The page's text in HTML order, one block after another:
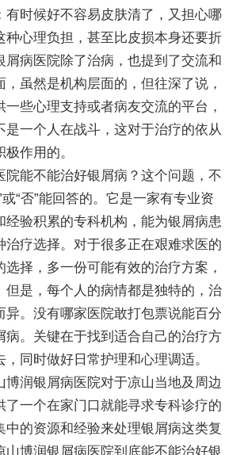
有时候好不容易皮肤清了，又担心哪
种心理负担，甚至比皮损本身还要折
屑病医院除了治病，也提到了交流和
虽然是机构层面的，但往深了说，
些心理支持或者病友交流的平台，
是一个人在战斗，这对于治疗的依从
作用的。
院能不能治好银屑病？这个问题，不
“否”能回答的。它是一家有专业资
经验积累的专科机构，能为银屑病患
治疗选择。对于很多正在艰难求医的
择，多一份可能有效的治疗方案，
但是，每个人的病情都是独特的，治
异。没有哪家医院敢打包票说能百分
病。关键在于找到适合自己的治疗方
同时做好日常护理和心理调适。
博润银屑病医院对于凉山当地及周边
了一个在家门口就能寻求专科诊疗的
中的资源和经验来处理银屑病这类复
山博润银屑病医院到底能不能治好银